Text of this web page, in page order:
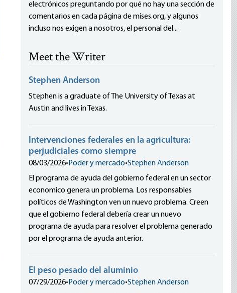
electrónicos preguntando por qué no hay una sección de
comentarios en cada página de mises.org, y algunos
incluso nos exigen a nosotros, el personal del...
Meet the Writer
Stephen Anderson
Stephen is a graduate of The University of Texas at
Austin and lives in Texas.
Intervenciones federales en la agricultura:
perjudiciales como siempre
08/03/2026• Poder y mercado•Stephen Anderson
El programa de ayuda del gobierno federal en un sector
economico genera un problema. Los responsables
políticos de Washington ven un nuevo problema. Creen
que el gobierno federal debería crear un nuevo
programa de ayuda para resolver el problema generado
por el programa de ayuda anterior.
El peso pesado del aluminio
07/29/2026• Poder y mercado•Stephen Anderson